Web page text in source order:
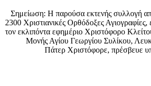
Σημείωση: Η παρούσα εκτενής συλλογή
2300 Χριστιανικές Ορθόδοξες
τον εκλιπόντα εφημέριο Χριστόφορο
Μονής Αγίου Γεωργίου Συλίκου,
Πάτερ Χριστόφορε, πρέσβευε